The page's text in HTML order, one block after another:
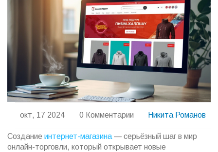
окт, 17 2024 0 Комментарии Никита Романов
Создание интернет-магазина — серьёзный шаг в мир
онлайн-торговли, который открывает новые